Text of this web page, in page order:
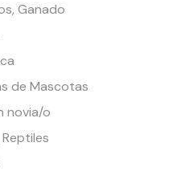
Ganado
de Mascotas
novia/o